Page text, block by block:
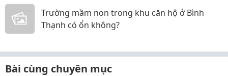
Trường mầm non trong khu căn hộ ở Bình
Thạnh có ổn không?
Bài cùng chuyên mục